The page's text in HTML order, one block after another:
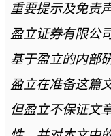
重要提示及免责
盈立证券有限公
基于盈立的内部
盈立在准备这篇
但盈立不保证文